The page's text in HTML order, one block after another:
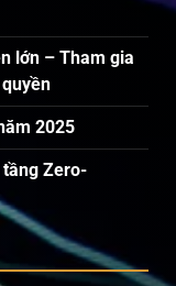
lớn – Tham gia
2025
tầng Zero-